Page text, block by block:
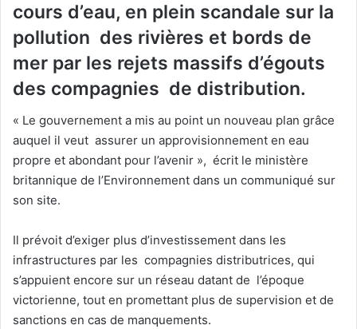
cours d’eau, en plein scandale sur la
pollution des rivières et bords de
mer par les rejets massifs d’égouts
des compagnies de distribution.
« Le gouvernement a mis au point un nouveau plan grâce
auquel il veut assurer un approvisionnement en eau
propre et abondant pour l’avenir », écrit le ministère
britannique de l’Environnement dans un communiqué sur
son site.
Il prévoit d’exiger plus d’investissement dans les
infrastructures par les compagnies distributrices, qui
s’appuient encore sur un réseau datant de l’époque
victorienne, tout en promettant plus de supervision et de
sanctions en cas de manquements.